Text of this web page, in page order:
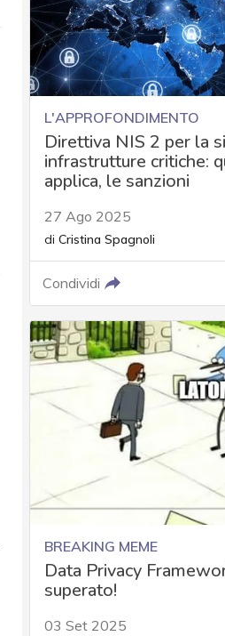
L'APPROFONDIMENTO
Direttiva NIS 2 per la
infrastrutture critiche:
applica, le sanzioni
27 Ago 2025
di Cristina Spagnoli
Condividi
BREAKING MEME
Data Privacy
superato!
03 Set 2025